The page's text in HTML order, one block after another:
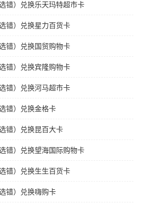
错）兑换乐天玛特超市卡
错）兑换星力百货卡
错）兑换国贸购物卡
错）兑换宾隆购物卡
错）兑换河马超市卡
错）兑换金格卡
错）兑换昆百大卡
错）兑换望海国际购物卡
错）兑换生生百货卡
错）兑换嗨购卡